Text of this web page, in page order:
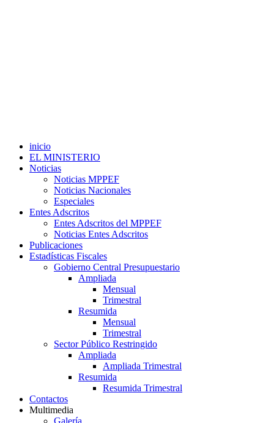
inicio
EL MINISTERIO
Noticias
Noticias MPPEF
Noticias Nacionales
Especiales
Entes Adscritos
Entes Adscritos del MPPEF
Noticias Entes Adscritos
Publicaciones
Estadísticas Fiscales
Gobierno Central Presupuestario
Ampliada
Mensual
Trimestral
Resumida
Mensual
Trimestral
Sector Público Restringido
Ampliada
Ampliada Trimestral
Resumida
Resumida Trimestral
Contactos
Multimedia
Galería